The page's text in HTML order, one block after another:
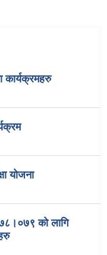
कार्यक्रमहरु
योजना
को लागि